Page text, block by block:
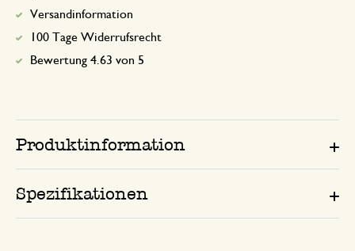
Versandinformation
100 Tage Widerrufsrecht
Bewertung 4.63 von 5
Produktinformation
Spezifikationen